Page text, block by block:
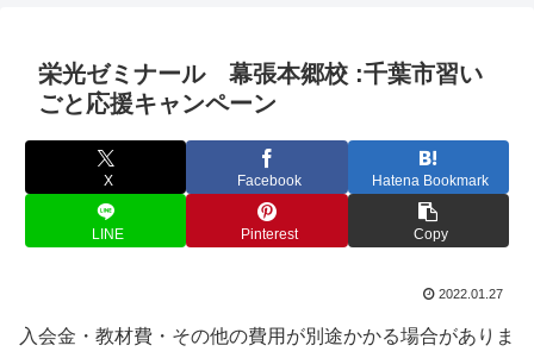
栄光ゼミナール 幕張本郷校 :千葉市習い
ごと応援キャンペーン
X Facebook Hatena Bookmark
LINE Pinterest Copy
2022.01.27
入会金・教材費・その他の費用が別途かかる場合がありま